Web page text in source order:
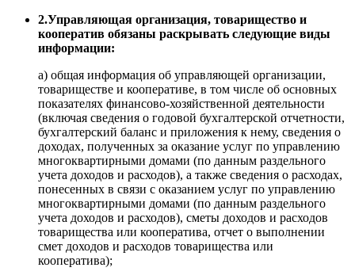
2.Управляющая организация, товарищество и
кооператив обязаны раскрывать следующие виды
информации:
а) общая информация об управляющей организации,
товариществе и кооперативе, в том числе об основных
показателях финансово-хозяйственной деятельности
(включая сведения о годовой бухгалтерской отчетности,
бухгалтерский баланс и приложения к нему, сведения о
доходах, полученных за оказание услуг по управлению
многоквартирными домами (по данным раздельного
учета доходов и расходов), а также сведения о расходах,
понесенных в связи с оказанием услуг по управлению
многоквартирными домами (по данным раздельного
учета доходов и расходов), сметы доходов и расходов
товарищества или кооператива, отчет о выполнении
смет доходов и расходов товарищества или
кооператива);